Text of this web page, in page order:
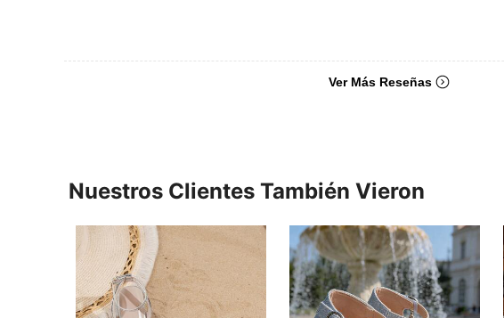
Ver Más Reseñas
Nuestros Clientes También Vieron